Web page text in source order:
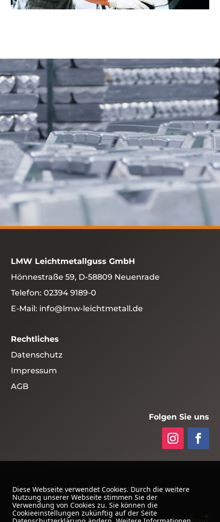
LMW Leichtmetallguss GmbH
Hönnestraße 59, D-58809 Neuenrade
Telefon:02394 9189-0
E-Mail: info@lmw-leichtmetall.de
Rechtliches
Datenschutz
Impressum
AGB
Folgen Sie uns
LEICHTMETALL MIT TRADITION
Diese Webseite verwendet Cookies. Durch die weitere
Nutzung unserer Webseite stimmen Sie der
Verwendung von Cookies zu. Sie können die
Cookieeinstellungen zukünftig auf der Seite